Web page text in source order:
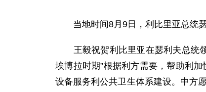
当地时间8月9日，利比里亚总统瑟
王毅祝贺利比里亚在瑟利夫总统领
埃博拉时期”根据利方需要，帮助利
设备服务利公共卫生体系建设。中方